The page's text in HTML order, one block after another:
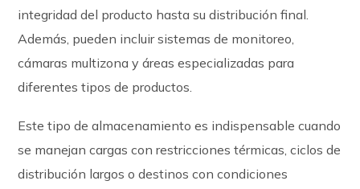
integridad del producto hasta su distribución final.
Además, pueden incluir sistemas de monitoreo,
cámaras multizona y áreas especializadas para
diferentes tipos de productos.
Este tipo de almacenamiento es indispensable cuando
se manejan cargas con restricciones térmicas, ciclos de
distribución largos o destinos con condiciones